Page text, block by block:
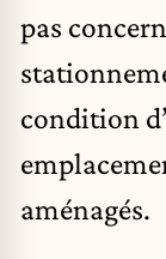
pas
condition
aménagés.